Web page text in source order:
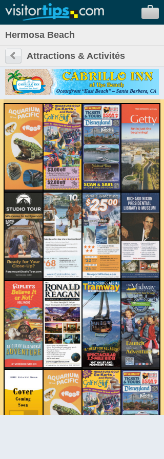
Hermosa Beach
Attractions & Activités